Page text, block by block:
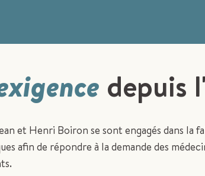
depuis
et Henri Boiron se sont engagés dans la
afin de répondre à la demande des